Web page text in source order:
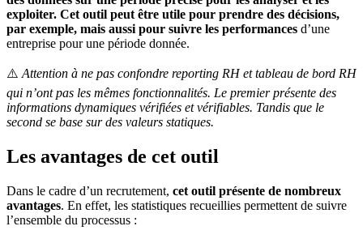
exploiter. Cet outil peut être utile pour prendre des décisions,
par exemple, mais aussi pour suivre les performances d’une
entreprise pour une période donnée.
⚠️ Attention à ne pas confondre reporting RH et tableau de bord RH
qui n’ont pas les mêmes fonctionnalités. Le premier présente des
informations dynamiques vérifiées et vérifiables. Tandis que le
second se base sur des valeurs statiques.
Les avantages de cet outil
Dans le cadre d’un recrutement, cet outil présente de nombreux
avantages. En effet, les statistiques recueillies permettent de suivre
l’ensemble du processus :